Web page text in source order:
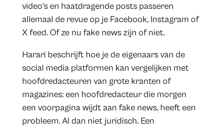
video’s en haatdragende posts passeren
allemaal de revue op je Facebook, Instagram of
X feed. Of ze nu fake news zijn of niet.
Harari beschrijft hoe je de eigenaars van de
social media platformen kan vergelijken met
hoofdredacteuren van grote kranten of
magazines: een hoofdredacteur die morgen
een voorpagina wijdt aan fake news, heeft een
probleem. Al dan niet juridisch. Een